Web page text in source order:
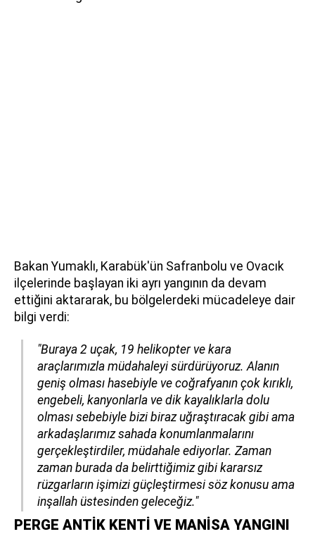
Bakan Yumaklı, Karabük'ün Safranbolu ve Ovacık
ilçelerinde başlayan iki ayrı yangının da devam
ettiğini aktararak, bu bölgelerdeki mücadeleye dair
bilgi verdi:
"Buraya 2 uçak, 19 helikopter ve kara
araçlarımızla müdahaleyi sürdürüyoruz. Alanın
geniş olması hasebiyle ve coğrafyanın çok kırıklı,
engebeli, kanyonlarla ve dik kayalıklarla dolu
olması sebebiyle bizi biraz uğraştıracak gibi ama
arkadaşlarımız sahada konumlanmalarını
gerçekleştirdiler, müdahale ediyorlar. Zaman
zaman burada da belirttiğimiz gibi kararsız
rüzgarların işimizi güçleştirmesi söz konusu ama
inşallah üstesinden geleceğiz."
PERGE ANTİK KENTİ VE MANİSA YANGINI